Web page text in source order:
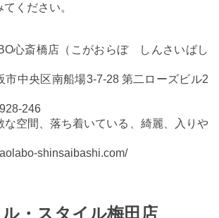
ください。
心斎橋店（こがおらぼ しんさいばし
市中央区南船場3-7-28 第二ローズビル2
246
な空間、落ち着いている、綺麗、入りや
shinsaibashi.com/
・スタイル梅田店